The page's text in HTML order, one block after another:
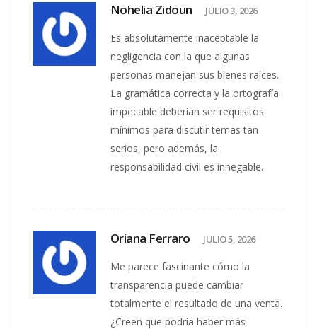
Nohelia Zidoun JULIO 3, 2026
Es absolutamente inaceptable la
negligencia con la que algunas
personas manejan sus bienes raíces.
La gramática correcta y la ortografía
impecable deberían ser requisitos
mínimos para discutir temas tan
serios, pero además, la
responsabilidad civil es innegable.
Oriana Ferraro JULIO 5, 2026
Me parece fascinante cómo la
transparencia puede cambiar
totalmente el resultado de una venta.
¿Creen que podría haber más